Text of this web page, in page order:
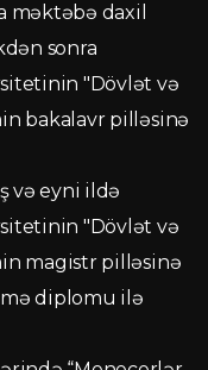
məktəbə daxil
sonra
"Dövlət və
bakalavr pilləsinə
və eyni ildə
"Dövlət və
magistr pilləsinə
diplomu ilə